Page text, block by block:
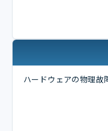
ハードウェアの物理故